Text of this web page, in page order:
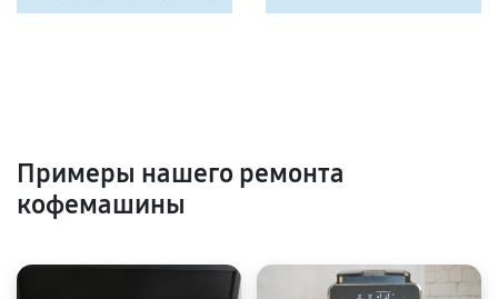
Примеры нашего ремонта
кофемашины